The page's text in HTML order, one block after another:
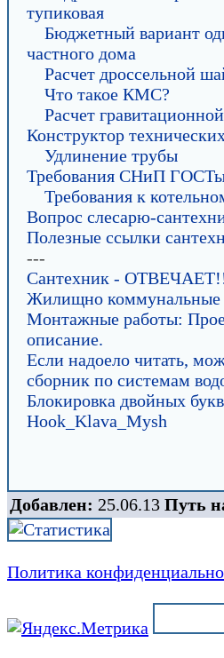
тупиковая
Бюджетный вариант
частного дома
Расчет дроссельной
Что такое КМС?
Расчет
Конструктор
Удлинение трубы
Требования СНиП
Требования к
Вопрос слесарю-
Полезные ссылки
---
Сантехник -
Жилищно коммунальные
Монтажные работы:
описание.
Если надоело читать,
сборник по системам
Блокировка двойных
Hook_Klava_Mysh
Добавлен: 25.06.13 Путь
Политика